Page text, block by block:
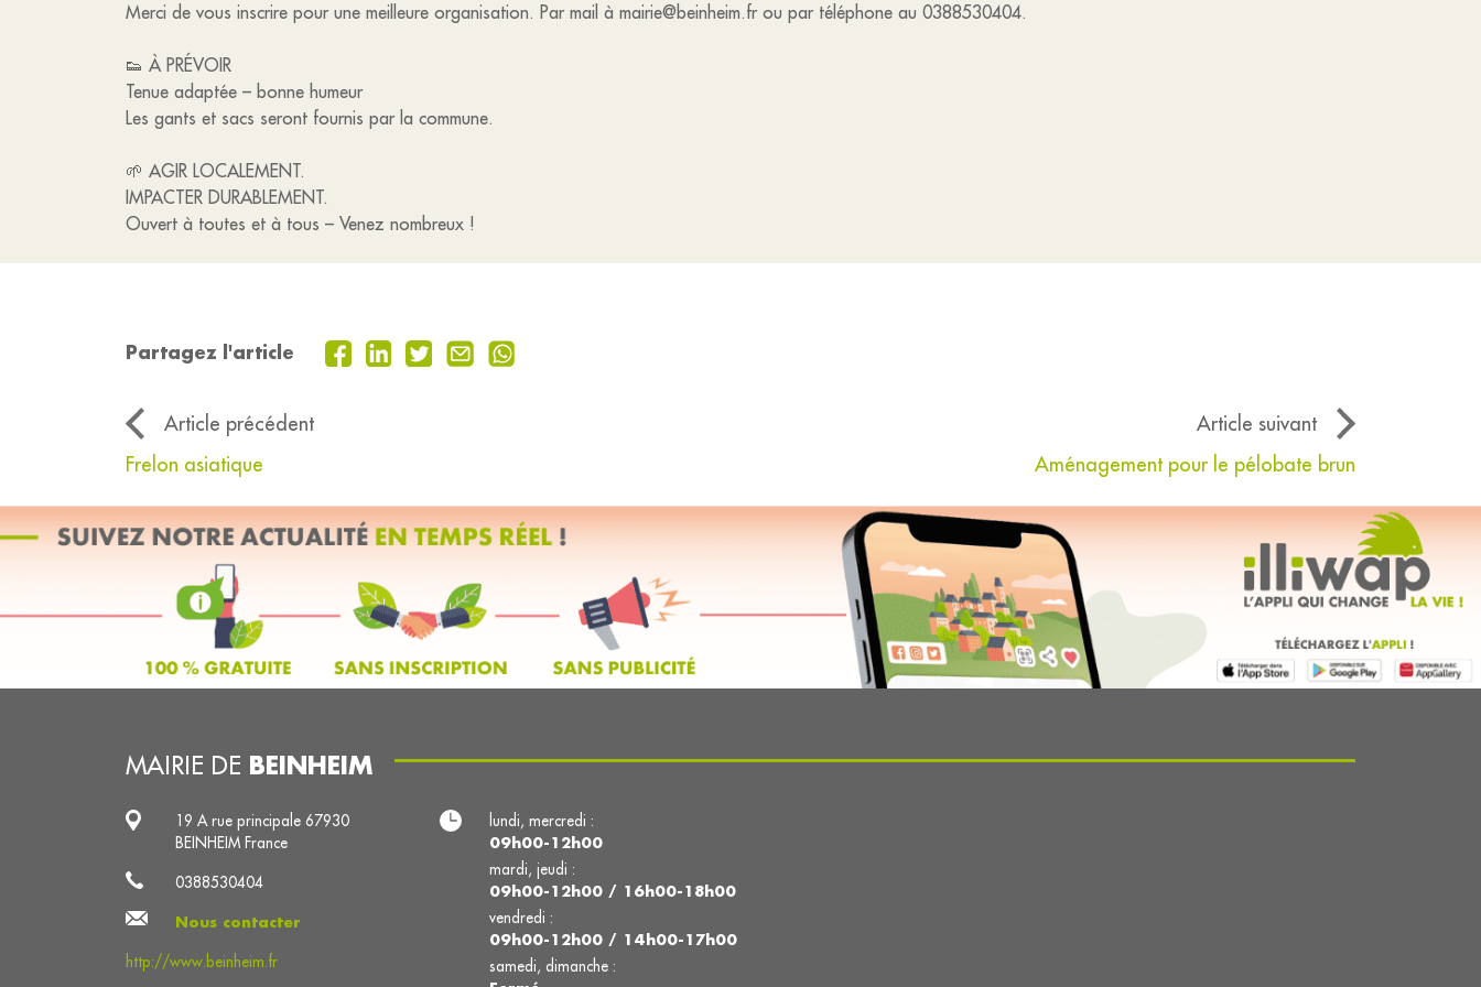
Merci de vous inscrire pour une meilleure organisation. Par mail à mairie@beinheim.fr ou par téléphone au 0388530404.
👟 À PRÉVOIR
Tenue adaptée – bonne humeur
Les gants et sacs seront fournis par la commune.
🌱 AGIR LOCALEMENT.
IMPACTER DURABLEMENT.
Ouvert à toutes et à tous – Venez nombreux !
Partagez l'article
Article précédent
Article suivant
Frelon asiatique
Aménagement pour le pélobate brun
MAIRIE DE BEINHEIM
19 A rue principale 67930
BEINHEIM France
0388530404
Nous contacter
http://www.beinheim.fr
lundi, mercredi :
09h00-12h00
mardi, jeudi :
09h00-12h00 / 16h00-18h00
vendredi :
09h00-12h00 / 14h00-17h00
samedi, dimanche :